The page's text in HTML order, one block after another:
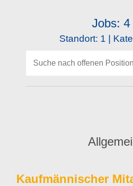
Jobs: 4
Standort: 1 |
Kaufmännischer